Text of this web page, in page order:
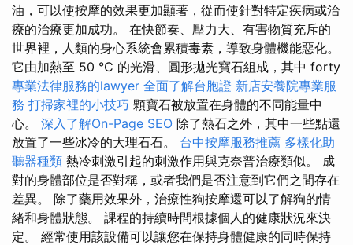
油，可以使按摩的效果更加顯著，從而使針對特定疾病或治
療的治療更加成功。 在快節奏、壓力大、有害物質充斥的
世界裡，人類的身心系統會累積毒素，導致身體機能惡化。
它由加熱至 50 °C 的光滑、圓形拋光寶石組成，其中 forty
專業法律服務的lawyer 全面了解台胞證 新店安養院專業服
務 打掃家裡的小技巧 顆寶石被放置在身體的不同能量中
心。 深入了解On-Page SEO 除了熱石之外，其中一些點還
放置了一些冰冷的大理石石。 台中按摩服務推薦 多樣化助
聽器種類 熱冷刺激引起的刺激作用與克奈普治療類似。 成
對的身體部位是否對稱，或者我們是否注意到它們之間存在
差異。 除了藥用效果外，治療性狗按摩還可以了解狗的情
緒和身體狀態。 課程的持續時間根據個人的健康狀況來決
定。 經常使用該設備可以讓您在保持身體健康的同時保持